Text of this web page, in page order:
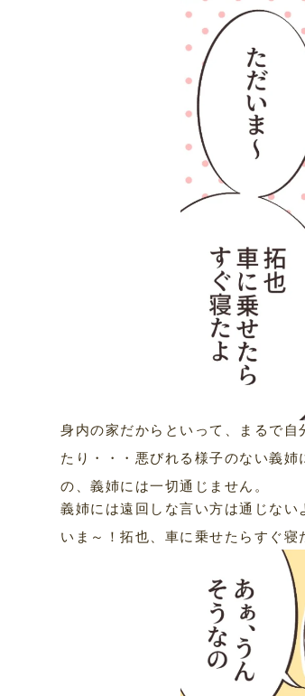
身内の家だからといって、まるで
たり・・・悪びれる様子のない義
の、義姉には一切通じません。
義姉には遠回しな言い方は通じな
いま～！拓也、車に乗せたらすぐ寝